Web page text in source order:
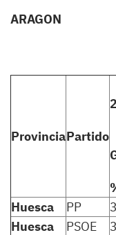
ARAGON
ProvinciaPartido
Huesca PP
Huesca
PSOE